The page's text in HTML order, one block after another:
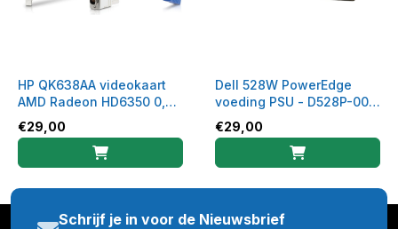
HP QK638AA videokaart
AMD Radeon HD6350 0,5
GB GDDR3
€29,00
Dell 528W PowerEdge
voeding PSU - D528P-00 -
0NT154
€29,00
Schrijf je in voor de Nieuwsbrief